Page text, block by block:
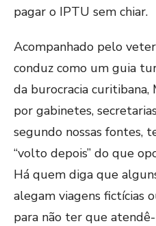
pagar o IPTU sem chiar.
Acompanhado pelo
conduz como um guia
da burocracia
por gabinetes,
segundo nossas fontes,
“volto depois” do que
Há quem diga que
alegam viagens fictícias
para não ter que